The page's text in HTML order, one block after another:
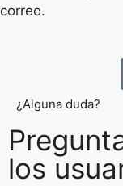
correo.
¿Alguna duda?
los